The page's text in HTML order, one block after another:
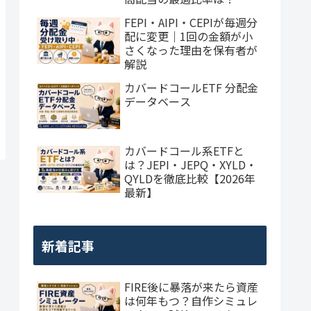
FEPI・AIPI・CEPIが毎週分
配に変更｜1回の金額が小
さくなった理由を保有者が
解説
カバードコールETF 分配金
データベース
カバードコール系ETFと
は？JEPI・JEPQ・XYLD・
QYLDを徹底比較【2026年
最新】
新着記事
FIRE後に暴落が来たら資産
は何年もつ？自作シミュレ